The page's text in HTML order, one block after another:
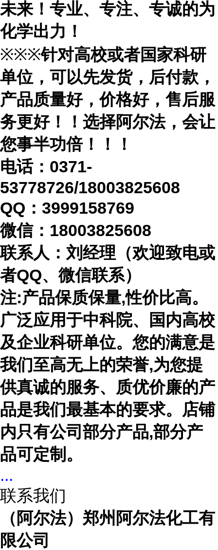
未来！专业、专注、专诚的为
化学出力！
※※※针对高校或者国家科研
单位，可以先发货，后付款，
产品质量好，价格好，售后服
务更好！！选择阿尔法，会让
您事半功倍！！！
电话： 0371-
53778726/18003825608
QQ：3999158769
微信： 18003825608
联系人：刘经理（欢迎致电或
者QQ、微信联系）
注:产品保质保量,性价比高。
广泛应用于中科院、国内高校
及企业科研单位。您的满意是
我们至高无上的荣誉,为您提
供真诚的服务、质优价廉的产
品是我们最基本的要求。店铺
内只有公司部分产品,部分产
品可定制。
...
联系我们
（阿尔法）郑州阿尔法化工有
限公司